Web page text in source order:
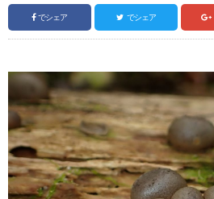
でシェア でシェア